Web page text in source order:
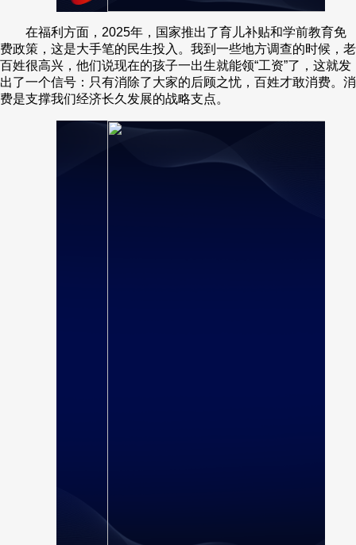
在福利方面，2025年，国家推出了育儿补贴和学前教育免
费政策，这是大手笔的民生投入。我到一些地方调查的时候，老
百姓很高兴，他们说现在的孩子一出生就能领“工资”了，这就发
出了一个信号：只有消除了大家的后顾之忧，百姓才敢消费。消
费是支撑我们经济长久发展的战略支点。